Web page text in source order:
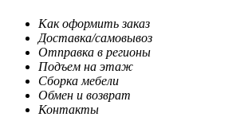
Как оформить заказ
Доставка/самовывоз
Отправка в регионы
Подъем на этаж
Сборка мебели
Обмен и возврат
Контакты